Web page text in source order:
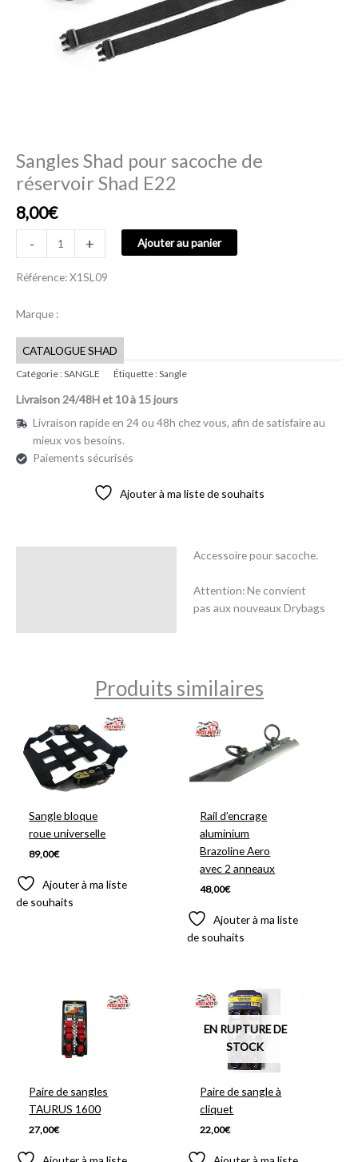
Sangles Shad pour sacoche de
réservoir Shad E22
8,00€
- + Ajouter au panier
Référence: X1SL09
Marque :
CATALOGUE SHAD
Catégorie :SANGLE Étiquette :Sangle
Livraison 24/48H et 10 à 15 jours
Livraison rapide en 24 ou 48h chez vous, afin de satisfaire au
mieux vos besoins.
Paiements sécurisés
Ajouter à ma liste de souhaits
Accessoire pour sacoche.
Attention: Ne convient
pas aux nouveaux Drybags
Produits similaires
Sangle bloque
roue universelle
89,00€
Ajouter à ma liste
de souhaits
Rail d’encrage
aluminium
Brazoline Aero
avec 2 anneaux
48,00€
Ajouter à ma liste
de souhaits
Paire de sangles
TAURUS 1600
27,00€
EN RUPTURE DE
STOCK
Paire de sangle à
cliquet
22,00€